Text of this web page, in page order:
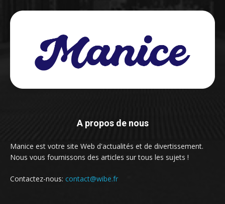
A propos de nous
Manice est votre site Web d'actualités et de divertissement.
Nous vous fournissons des articles sur tous les sujets !
Contactez-nous: contact@wibe.fr